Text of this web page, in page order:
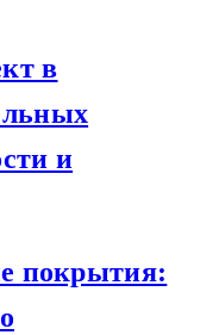
в
и
покрытия: